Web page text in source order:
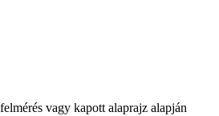
vagy kapott alaprajz alapján